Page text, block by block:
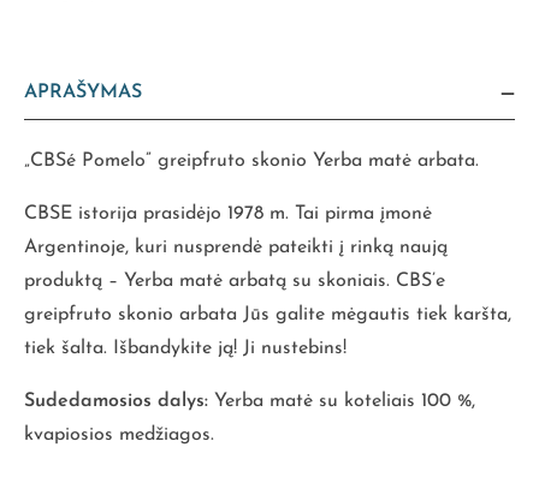
APRAŠYMAS
„CBSé Pomelo” greipfruto skonio Yerba matė arbata.
CBSE istorija prasidėjo 1978 m. Tai pirma įmonė
Argentinoje, kuri nusprendė pateikti į rinką naują
produktą – Yerba matė arbatą su skoniais. CBS’e
greipfruto skonio arbata Jūs galite mėgautis tiek karšta,
tiek šalta. Išbandykite ją! Ji nustebins!
Sudedamosios dalys: Yerba matė su koteliais 100 %,
kvapiosios medžiagos.